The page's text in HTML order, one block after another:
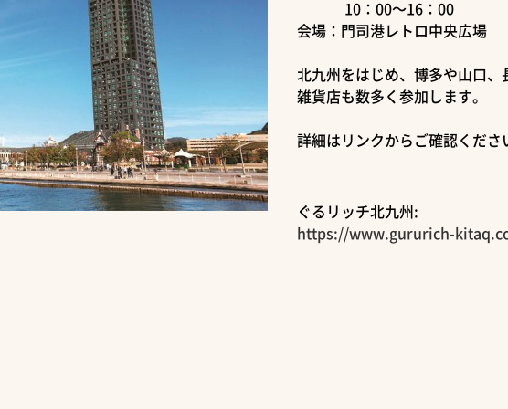
10：00～16：00
会場：門司港レトロ中央広場
北九州をはじめ、博多や山口
雑貨店も数多く参加します。
詳細はリンクからご確認くださ
ぐるリッチ北九州:
https://www.gururich-